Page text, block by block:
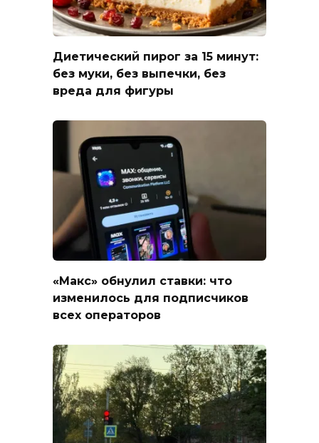
Диетический пирог за 15 минут:
без муки, без выпечки, без
вреда для фигуры
«Макс» обнулил ставки: что
изменилось для подписчиков
всех операторов